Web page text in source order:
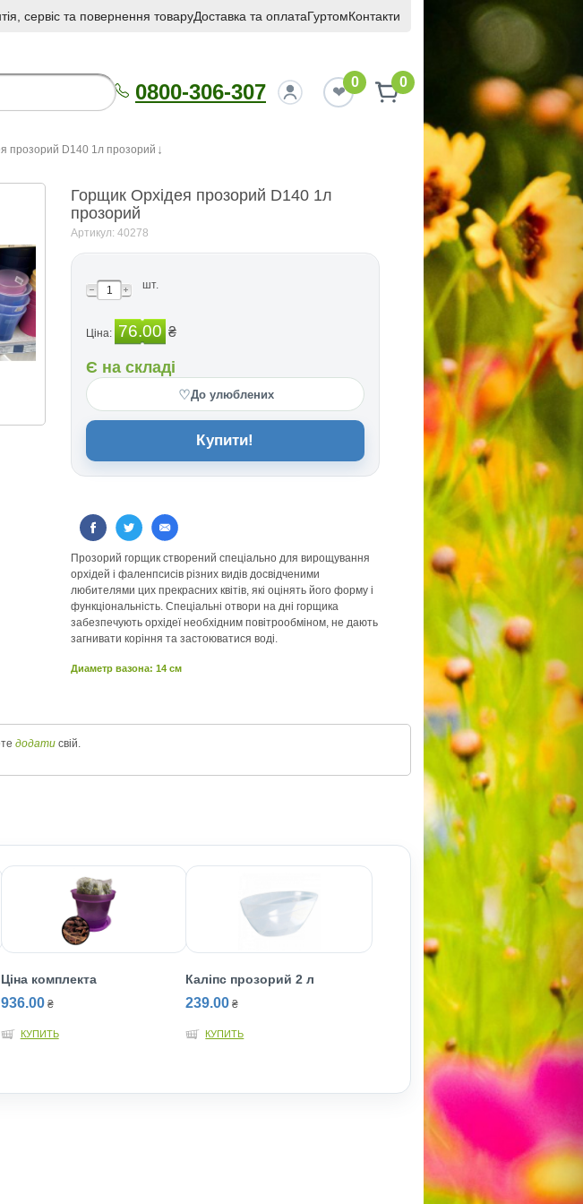
сервіс та повернення товаруДоставка та оплатаГуртомКонтакти
0800-306-307 0 0
прозорий D140 1л прозорий
Горщик Орхідея прозорий D140 1л
прозорий
Артикул: 40278
шт.
Ціна: 76.00 ₴
Є на складі
♡До улюблених
Купити!
Прозорий горщик створений спеціально для вирощування
орхідей і фаленпсисів різних видів досвідченими
любителями цих прекрасних квітів, які оцінять його форму і
функціональність. Спеціальні отвори на дні горщика
забезпечують орхідеї необхідним повітрообміном, не дають
загнивати коріння та застоюватися воді.
Диаметр вазона: 14 см
додати свій.
Ціна комплекта
936.00 ₴
КУПИТЬ
Каліпс прозорий 2 л
239.00 ₴
КУПИТЬ